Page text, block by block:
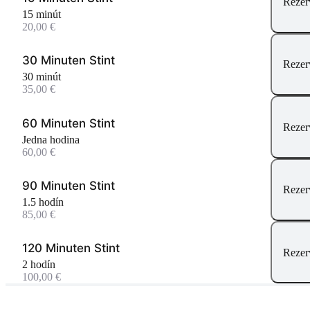
15 minút
20,00 €
30 Minuten Stint
30 minút
35,00 €
60 Minuten Stint
jedna hodina
60,00 €
90 Minuten Stint
1.5 hodín
85,00 €
120 Minuten Stint
2 hodín
100,00 €